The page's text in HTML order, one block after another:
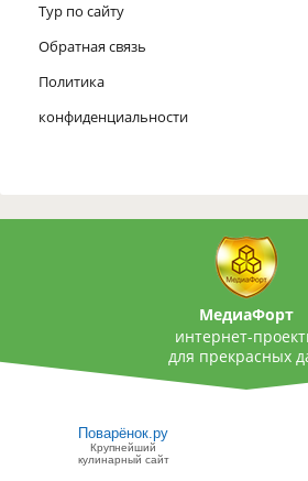
Тур по сайту
Обратная связь
Политика
конфиденциальности
МедиаФорт
интернет-
для прекрасных
Поварёнок.ру
Крупнейший
кулинарный сайт